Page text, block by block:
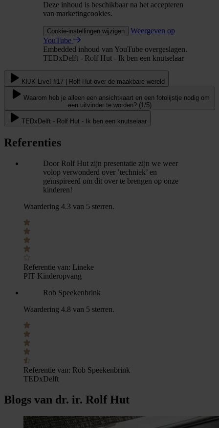
Deze inhoud is beschikbaar na het accepteren
van marketingcookies.
Cookie-instellingen wijzigen
Weergeven op
YouTube
Embedded inhoud van YouTube overgeslagen.
TEDxDelft - Rolf Hut - Ik ben een knutselaar
KIJK Live! #17 | Rolf Hut over de maakbare wereld
Waarom heb je alleen een ansichtkaart en een fotolijstje nodig om
een uitvinder te worden? (1/5)
TEDxDelft - Rolf Hut - Ik ben een knutselaar
Referenties
Door Rolf Hut zijn presentatie zijn we weer
volop verwonderd over ’techniek’ en
geïnspireerd om dit over te brengen op onze
kinderen!
Waardering 4.3 van 5 sterren.
Referentie van: Lineke
PIT Kinderopvang
Rob Speekenbrink
Waardering 4.8 van 5 sterren.
Referentie van: Rob Speekenbrink
TEDxDelft
Blogs van dr. ir. Rolf Hut